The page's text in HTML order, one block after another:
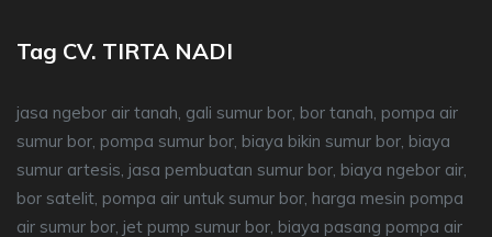
Tag CV. TIRTA NADI
jasa ngebor air tanah, gali sumur bor, bor tanah, pompa air
sumur bor, pompa sumur bor, biaya bikin sumur bor, biaya
sumur artesis, jasa pembuatan sumur bor, biaya ngebor air,
bor satelit, pompa air untuk sumur bor, harga mesin pompa
air sumur bor, jet pump sumur bor, biaya pasang pompa air